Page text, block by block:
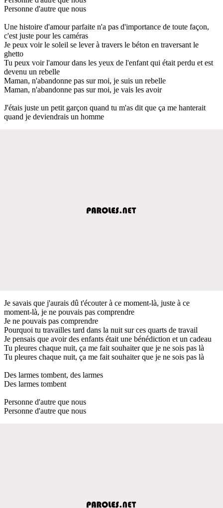
Personne d'autre que nous
Une histoire d'amour parfaite n'a pas d'importance de toute façon,
c'est juste pour les caméras
Je peux voir le soleil se lever à travers le béton en traversant le
ghetto
Tu peux voir l'amour dans les yeux de l'enfant qui était perdu et est
devenu un rebelle
Maman, n'abandonne pas sur moi, je suis un rebelle
Maman, n'abandonne pas sur moi, je vais les avoir
J'étais juste un petit garçon quand tu m'as dit que ça me hanterait
quand je deviendrais un homme
Je savais que j'aurais dû t'écouter à ce moment-là, juste à ce
moment-là, je ne pouvais pas comprendre
Je ne pouvais pas comprendre
Pourquoi tu travailles tard dans la nuit sur ces quarts de travail
Je pensais que avoir des enfants était une bénédiction et un cadeau
Tu pleures chaque nuit, ça me fait souhaiter que je ne sois pas là
Tu pleures chaque nuit, ça me fait souhaiter que je ne sois pas là
Des larmes tombent, des larmes
Des larmes tombent
Personne d'autre que nous
Personne d'autre que nous